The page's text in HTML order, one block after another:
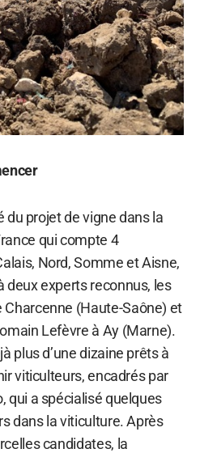
du projet de vigne dans la
qui compte 4
Nord, Somme et Aisne,
deux experts reconnus, les
Charcenne (Haute-Saône) et
Lefèvre à Ay (Marne).
plus d’une dizaine prêts à
viticulteurs, encadrés par
qui a spécialisé quelques
dans la viticulture. Après
candidates, la